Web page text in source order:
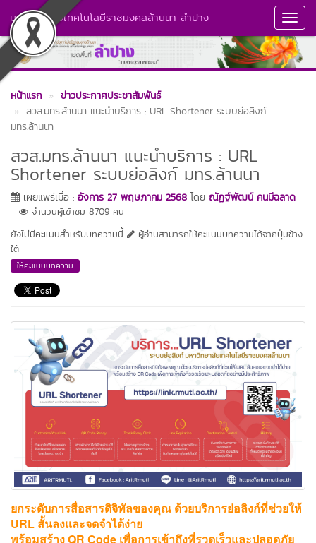
มหาวิทยาลัยเทคโนโลยีราชมงคลล้านนา ลำปาง
หน้าแรก
ข่าวประกาศประชาสัมพันธ์
สวส.มทร.ล้านนา แนะนำบริการ : URL Shortener ระบบย่อลิงก์
มทร.ล้านนา
สวส.มทร.ล้านนา แนะนำบริการ : URL
Shortener ระบบย่อลิงก์ มทร.ล้านนา
เผยแพร่เมื่อ : อังคาร 27 พฤษภาคม 2568 โดย ณัฏฐ์พัฒน์ คนมีฉลาด
จำนวนผู้เข้าชม 8709 คน
ยังไม่มีคะแนนสำหรับบทความนี้
ผู้อ่านสามารถให้คะแนนบทความได้จากปุ่มข้าง
ใต้
ให้คะแนนบทความ
ยกระดับการสื่อสารดิจิทัลของคุณ ด้วยบริการย่อลิงก์ที่ช่วยให้
URL สั้นลงและจดจำได้ง่าย
พร้อมสร้าง QR Code เพื่อการเข้าถึงที่รวดเร็วและปลอดภัย